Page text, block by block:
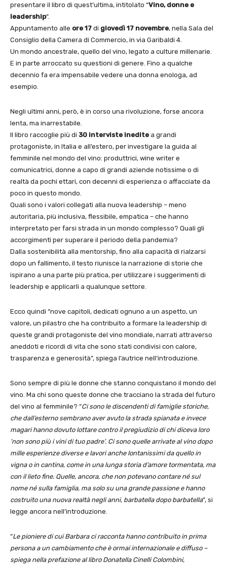
presentare il libro di quest’ultima, intitolato “Vino, donne e
leadership“.
Appuntamento alle ore 17 di giovedì 17 novembre, nella Sala del
Consiglio della Camera di Commercio, in via Garibaldi 4.
Un mondo ancestrale, quello del vino, legato a culture millenarie.
E in parte arroccato su questioni di genere. Fino a qualche
decennio fa era impensabile vedere una donna enologa, ad
esempio.
Negli ultimi anni, però, è in corso una rivoluzione, forse ancora
lenta, ma inarrestabile.
Il libro raccoglie più di 30 interviste inedite a grandi
protagoniste, in Italia e all’estero, per investigare la guida al
femminile nel mondo del vino: produttrici, wine writer e
comunicatrici, donne a capo di grandi aziende notissime o di
realtà da pochi ettari, con decenni di esperienza o affacciate da
poco in questo mondo.
Quali sono i valori collegati alla nuova leadership – meno
autoritaria, più inclusiva, flessibile, empatica – che hanno
interpretato per farsi strada in un mondo complesso? Quali gli
accorgimenti per superare il periodo della pandemia?
Dalla sostenibilità alla mentorship, fino alla capacità di rialzarsi
dopo un fallimento, il testo riunisce la narrazione di storie che
ispirano a una parte più pratica, per utilizzare i suggerimenti di
leadership e applicarli a qualunque settore.
Ecco quindi “nove capitoli, dedicati ognuno a un aspetto, un
valore, un pilastro che ha contribuito a formare la leadership di
queste grandi protagoniste del vino mondiale, narrati attraverso
aneddoti e ricordi di vita che sono stati condivisi con calore,
trasparenza e generosità”, spiega l’autrice nell’introduzione.
Sono sempre di più le donne che stanno conquistano il mondo del
vino. Ma chi sono queste donne che tracciano la strada del futuro
del vino al femminile? “Ci sono le discendenti di famiglie storiche,
che dall’esterno sembrano aver avuto la strada spianata e invece
magari hanno dovuto lottare contro il pregiudizio di chi diceva loro
‘non sono più i vini di tuo padre’. Ci sono quelle arrivate al vino dopo
mille esperienze diverse e lavori anche lontanissimi da quello in
vigna o in cantina, come in una lunga storia d’amore tormentata, ma
con il lieto fine. Quelle, ancora, che non potevano contare né sul
nome né sulla famiglia, ma solo su una grande passione e hanno
costruito una nuova realtà negli anni, barbatella dopo barbatella”, si
legge ancora nell’introduzione.
“Le pioniere di cui Barbara ci racconta hanno contribuito in prima
persona a un cambiamento che è ormai internazionale e diffuso –
spiega nella prefazione al libro Donatella Cinelli Colombini,